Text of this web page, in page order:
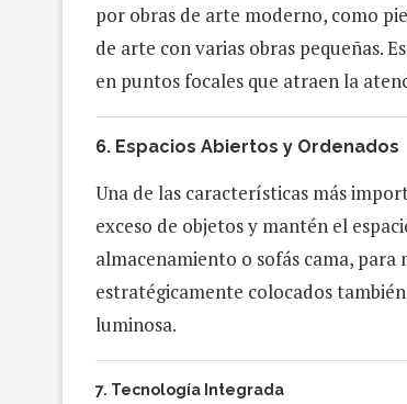
por obras de arte moderno, como
de arte con varias obras pequeñas.
en puntos focales que atraen la
6. Espacios Abiertos y Ordenados
Una de las características más
exceso de objetos y mantén el
almacenamiento o sofás cama, para
estratégicamente colocados
luminosa.
7. Tecnología Integrada